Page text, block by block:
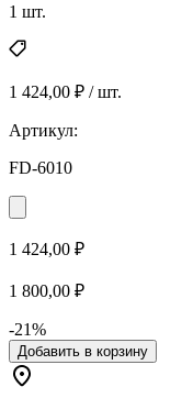
1 шт.
1 424,00 ₽ / шт.
Артикул:
FD-6010
1 424,00 ₽
1 800,00 ₽
-21%
Добавить в корзину